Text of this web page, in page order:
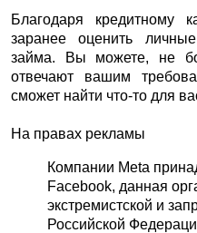
Благодаря кредитному
заранее оценить
займа. Вы можете, не
отвечают вашим
сможет найти что-то для
На правах рекламы
Компании Meta
Facebook, данная
экстремистской и
Российской